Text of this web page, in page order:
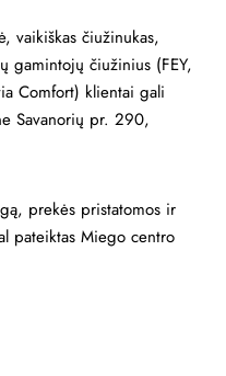
vaikiškas čiužinukas,
gamintojų čiužinius (FEY,
Comfort) klientai gali
Savanorių pr. 290,
prekės pristatomos ir
pateiktas Miego centro